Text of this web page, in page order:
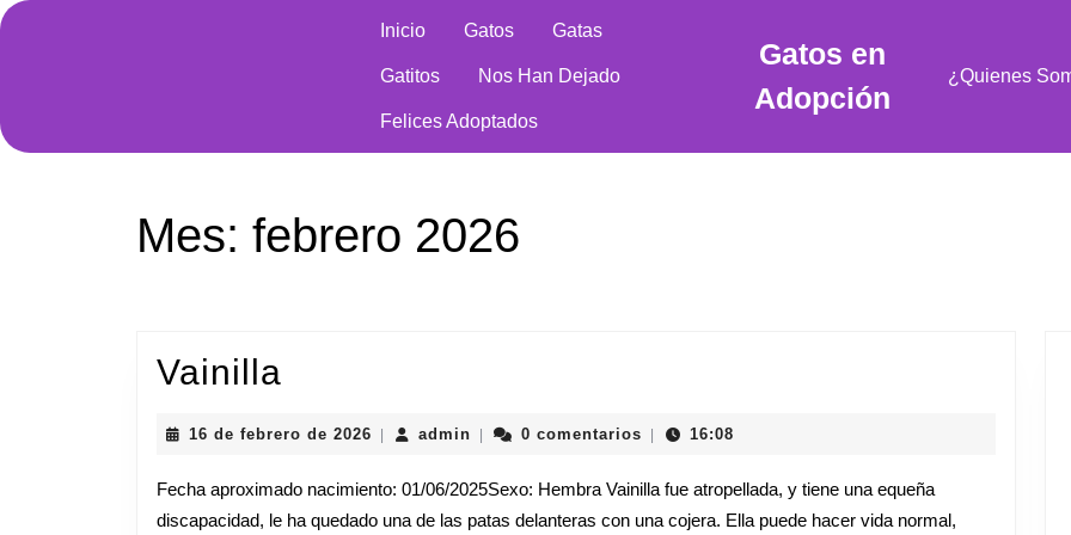
Saltar
Inicio Gatos Gatas
Gatitos Nos Han Dejado
Felices Adoptados
Gatos en
Adopción
¿Quienes
Mes: febrero 2026
Vainilla
16 de febrero de 2026 16
febrero
de
2026
adminadmin0 comentarios 16:08
Fecha aproximado nacimiento: 01/06/2025Sexo: Hembra Vainilla fue atropellada, y tiene una equeña
discapacidad, le ha quedado una de las patas delanteras con una cojera. Ella puede hacer vida normal,